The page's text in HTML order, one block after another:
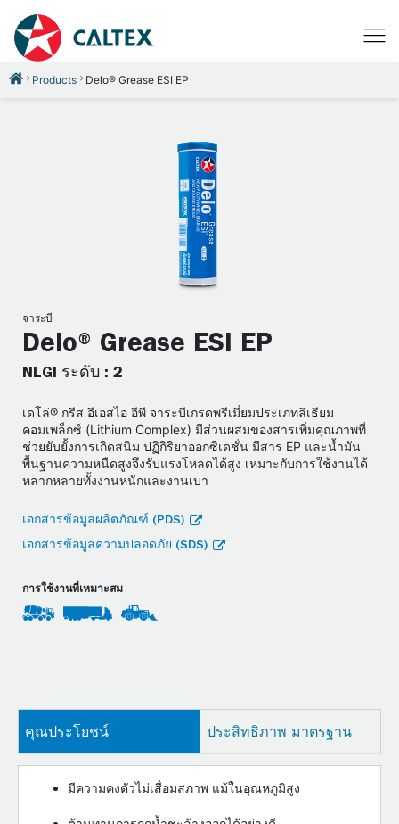
Products Delo® Grease ESI EP
จาระบี
Delo® Grease ESI EP
NLGI ระดับ : 2
เดโล่® กรีส อีเอสไอ อีพี จาระบีเกรดพรีเมี่ยมประเภทลิเธียม
คอมเพล็กซ์ (Lithium Complex) มีส่วนผสมของสารเพิ่มคุณภาพที่
ช่วยยับยั้งการเกิดสนิม ปฏิกิริยาออกซิเดชั่น มีสาร EP และน้ำมัน
พื้นฐานความหนืดสูงจึงรับแรงโหลดได้สูง เหมาะกับการใช้งานได้
หลากหลายทั้งงานหนักและงานเบา
เอกสารข้อมูลผลิตภัณฑ์ (PDS)
เอกสารข้อมูลความปลอดภัย (SDS)
การใช้งานที่เหมาะสม
คุณประโยชน์ ประสิทธิภาพ มาตรฐาน
มีความคงตัวไม่เสื่อมสภาพ แม้ในอุณหภูมิสูง